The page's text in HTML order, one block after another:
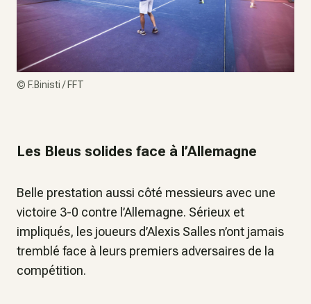
© F.Binisti / FFT
Les Bleus solides face à l’Allemagne
Belle prestation aussi côté messieurs avec une
victoire 3-0 contre l’Allemagne. Sérieux et
impliqués, les joueurs d’Alexis Salles n’ont jamais
tremblé face à leurs premiers adversaires de la
compétition.